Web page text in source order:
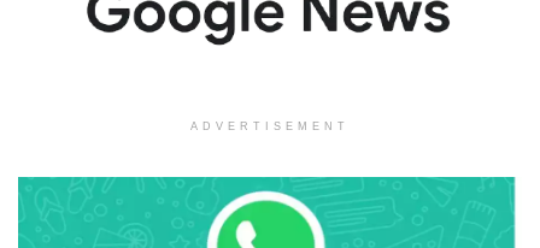
ADVERTISEMENT